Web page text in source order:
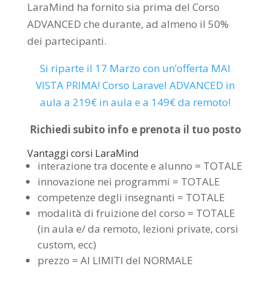
LaraMind ha fornito sia prima del Corso
ADVANCED che durante, ad almeno il 50%
dei partecipanti.
Si riparte il 17 Marzo con un’offerta MAI
VISTA PRIMA! Corso Laravel ADVANCED in
aula a 219€ in aula e a 149€ da remoto!
Richiedi subito info e prenota il tuo posto
Vantaggi corsi LaraMind
interazione tra docente e alunno = TOTALE
innovazione nei programmi = TOTALE
competenze degli insegnanti = TOTALE
modalità di fruizione del corso = TOTALE
(in aula e/ da remoto, lezioni private, corsi
custom, ecc)
prezzo = AI LIMITI del NORMALE